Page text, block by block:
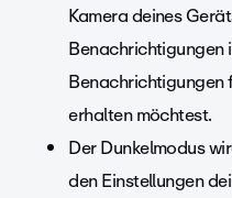
Kamera deines
Benachrichtigungen
Benachrichtigungen
erhalten möchtest.
Der Dunkelmodus
den Einstellungen